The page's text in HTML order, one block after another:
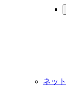
ネッ